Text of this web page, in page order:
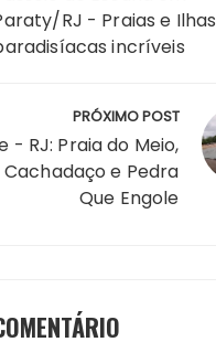
RJ - Praias e Ilhas
incríveis
PRÓXIMO POST
- RJ: Praia do Meio,
Cachadaço e Pedra
Que Engole